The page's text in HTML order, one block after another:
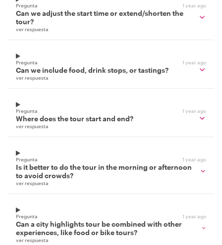
Pregunta 1 year ago
Can we adjust the start time or extend/shorten the
tour?
ver respuesta
Pregunta 1 year ago
Can we include food, drink stops, or tastings?
ver respuesta
Pregunta 1 year ago
Where does the tour start and end?
ver respuesta
Pregunta 1 year ago
Is it better to do the tour in the morning or afternoon
to avoid crowds?
ver respuesta
Pregunta 1 year ago
Can a city highlights tour be combined with other
experiences, like food or bike tours?
ver respuesta